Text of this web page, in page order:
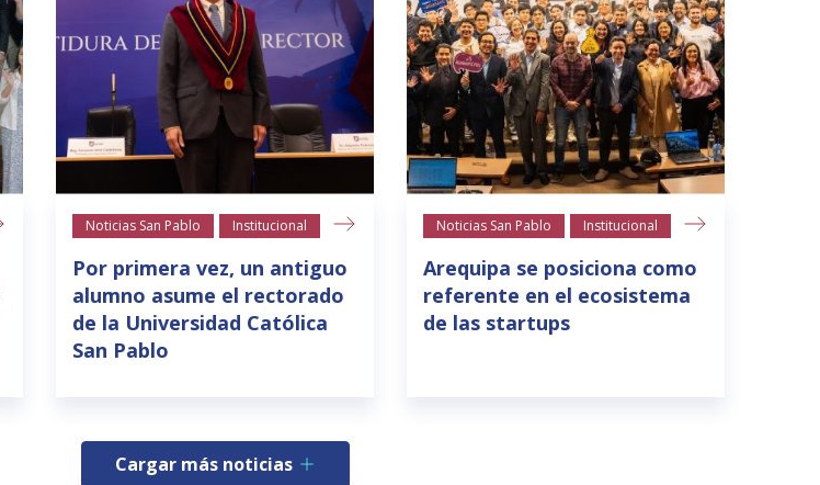
Noticias San Pablo Institucional
Por primera vez, un antiguo
alumno asume el rectorado
de la Universidad Católica
San Pablo
Noticias San Pablo Institucional
Arequipa se posiciona como
referente en el ecosistema
de las startups
Cargar más noticias